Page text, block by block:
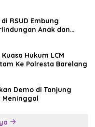
RSUD Embung
Anak dan
Hukum LCM
Ke Polresta Barelang
Demo di Tanjung
Meninggal